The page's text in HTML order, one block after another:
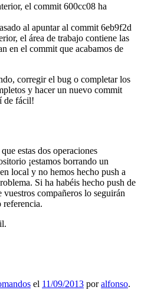
el commit 600cc08 ha
al apuntar al commit 6eb9f2d
el área de trabajo contiene las
en el commit que acabamos de
corregir el bug o completar los
y hacer un nuevo commit
de fácil!
estas dos operaciones
¡estamos borrando un
local y no hemos hecho push a
Si ha habéis hecho push de
compañeros lo seguirán
referencia.
el 11/09/2013 poralfonso.